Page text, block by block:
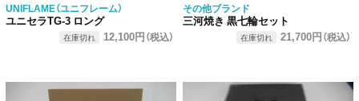
UNIFLAME（ユニフレーム）
ユニセラTG-3 ロング
在庫切れ 12,100円（税込）
その他ブランド
三河焼き 黒七輪セット
在庫切れ 21,700円（税込）